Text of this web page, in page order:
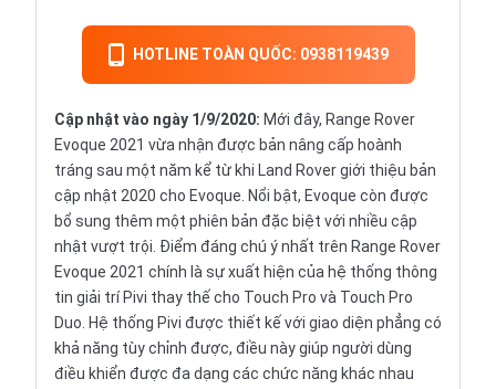
HOTLINE TOÀN QUỐC: 0938119439
Cập nhật vào ngày 1/9/2020: Mới đây, Range Rover
Evoque 2021 vừa nhận được bản nâng cấp hoành
tráng sau một năm kể từ khi Land Rover giới thiệu bản
cập nhật 2020 cho Evoque. Nổi bật, Evoque còn được
bổ sung thêm một phiên bản đặc biệt với nhiều cập
nhật vượt trội. Điểm đáng chú ý nhất trên Range Rover
Evoque 2021 chính là sự xuất hiện của hệ thống thông
tin giải trí Pivi thay thế cho Touch Pro và Touch Pro
Duo. Hệ thống Pivi được thiết kế với giao diện phẳng có
khả năng tùy chỉnh được, điều này giúp người dùng
điều khiển được đa dạng các chức năng khác nhau